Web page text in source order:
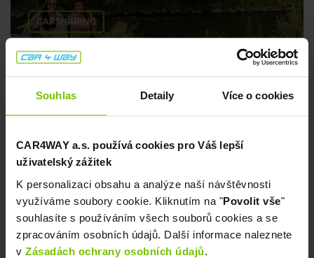
Souhlas Detaily Více o cookies
CAR4WAY a.s. používá cookies pro Váš lepší
uživatelský zážitek
K personalizaci obsahu a analýze naší návštěvnosti
využíváme soubory cookie. Kliknutím na "Povolit vše"
souhlasíte s používáním všech souborů cookies a se
zpracováním osobních údajů. Další informace naleznete
v Zásadách ochrany osobních údajů.
CARSHARING
Tipy na pohodové koupání 💦
8. července 2026